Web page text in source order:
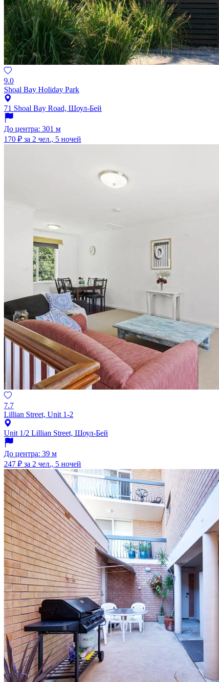
9.0
Shoal Bay Holiday Park
71 Shoal Bay Road, Шоул-Бей
До центра: 301 м
170 ₽ за 2 чел., 5 ночей
7.7
Lillian Street, Unit 1-2
Unit 1/2 Lillian Street, Шоул-Бей
До центра: 39 м
247 ₽ за 2 чел., 5 ночей